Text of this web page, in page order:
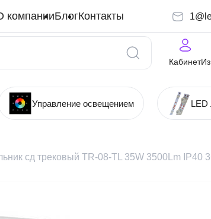
компанииБлогКонтакты
Кабинет
Управление освещением LED
сд трековый TR-08-TL 35W 3500Lm IP40